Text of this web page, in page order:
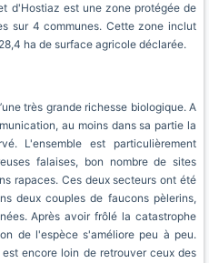
d'Hostiaz est une zone protégée de
sur 4 communes. Cette zone inclut
ha de surface agricole déclarée.
très grande richesse biologique. A
au moins dans sa partie la
L'ensemble est particulièrement
falaises, bon nombre de sites
rapaces. Ces deux secteurs ont été
deux couples de faucons pèlerins,
Après avoir frôlé la catastrophe
de l'espèce s'améliore peu à peu.
encore loin de retrouver ceux des